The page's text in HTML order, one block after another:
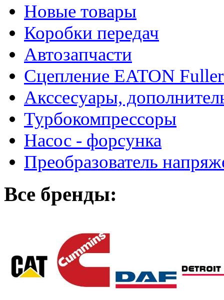
Новые товары
Коробки передач
Автозапчасти
Сцепление EATON
Акссесуары,
Турбокомпрессоры
Насос - форсунка
Преобразователь
Все бренды: